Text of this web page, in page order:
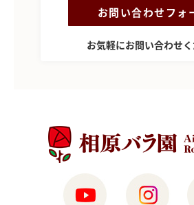
お問い合わせフォ
お気軽にお問い合わせ